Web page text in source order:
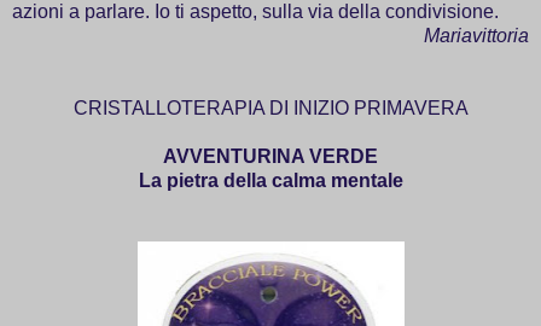
azioni a parlare. Io ti aspetto, sulla via della condivisione.
Mariavittoria
CRISTALLOTERAPIA DI INIZIO PRIMAVERA
AVVENTURINA VERDE
La pietra della calma mentale